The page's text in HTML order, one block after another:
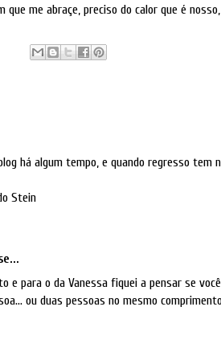
que me abraçe, preciso do calor que é
há algum tempo, e quando regresso tem
Stein
e para o da Vanessa fiquei a pensar se
ou duas pessoas no mesmo